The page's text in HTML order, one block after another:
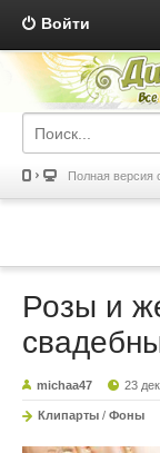
Войти
Полная версия
Розы и
michaa47 23
Клипарты / Фоны